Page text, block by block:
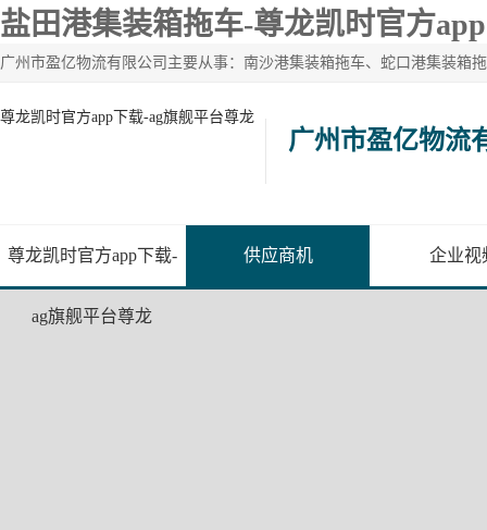
盐田港集装箱拖车-尊龙凯时官方
尊龙凯时官方app下载-ag旗舰平台尊龙
广州市盈亿物流
尊龙凯时官方app下载-
ag旗舰平台尊龙
供应商机 企业视